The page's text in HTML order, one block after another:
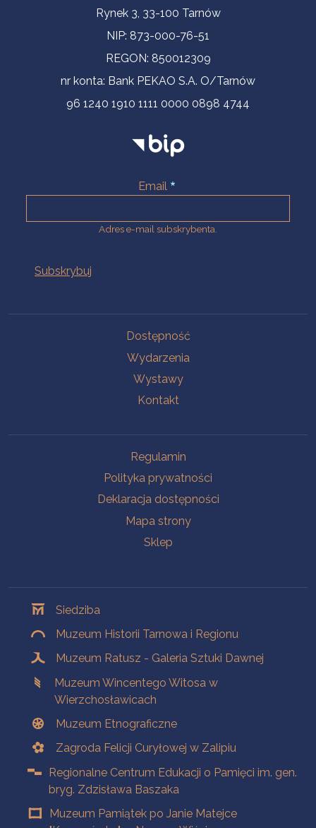
Informacje kontaktoweRynek 3, 33-100 Tarnów
NIP: 873-000-76-51
REGON: 850012309
nr konta: Bank PEKAO S.A. O/Tarnów
96 1240 1910 1111 0000 0898 4744
Email
Adres e-mail subskrybenta.
Dostępność
Wydarzenia
Wystawy
Kontakt
Regulamin
Polityka prywatności
Deklaracja dostępności
Mapa strony
Sklep
Siedziba
Muzeum Historii Tarnowa i Regionu
Muzeum Ratusz - Galeria Sztuki Dawnej
Muzeum Wincentego Witosa w
Wierzchosławicach
Muzeum Etnograficzne
Zagroda Felicji Curyłowej w Zalipiu
Regionalne Centrum Edukacji o Pamięci im. gen.
bryg. Zdzisława Baszaka
Muzeum Pamiątek po Janie Matejce